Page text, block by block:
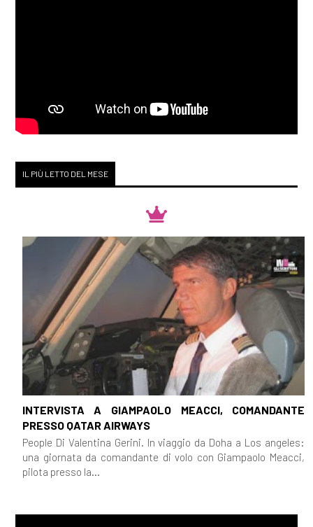
IL PIÙ LETTO DEL MESE
INTERVISTA A GIAMPAOLO MEACCI, COMANDANTE
PRESSO QATAR AIRWAYS
People Di Valentina Gerini. In viaggio da Doha a Los angeles:
una giornata da comandante di volo con Giampaolo Meacci,
pilota presso la...